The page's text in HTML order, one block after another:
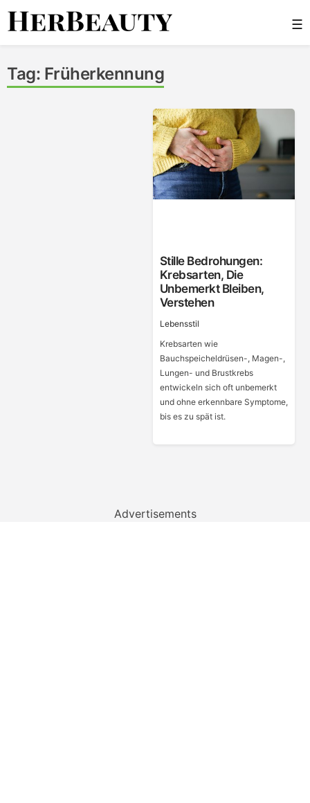
Skip
☰
Tag: Früherkennung
Stille Bedrohungen:
Krebsarten, Die
Unbemerkt Bleiben,
Verstehen
Lebensstil
Krebsarten wie
Bauchspeicheldrüsen-, Magen-,
Lungen- und Brustkrebs
entwickeln sich oft unbemerkt
und ohne erkennbare Symptome,
bis es zu spät ist.
Advertisements